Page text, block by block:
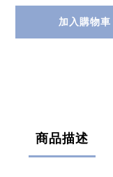
加入購物車
商品描述